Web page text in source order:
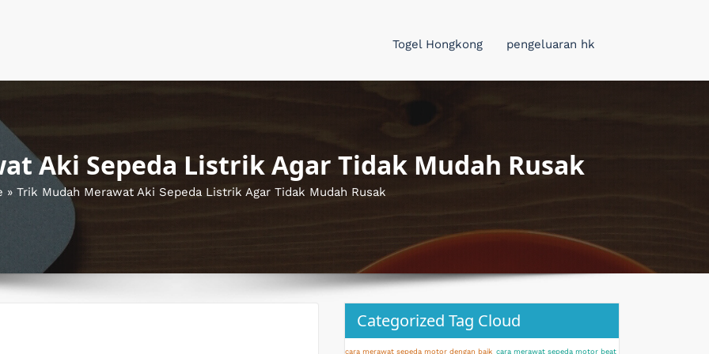
Togel Hongkong pengeluaran hk
Aki Sepeda Listrik Agar Tidak Mudah Rusak
» Trik Mudah Merawat Aki Sepeda Listrik Agar Tidak Mudah Rusak
Categorized Tag Cloud
cara merawat sepeda motor dengan baik cara merawat sepeda motor beat